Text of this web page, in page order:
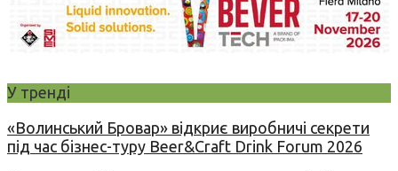
У тренді
«Волинський Бровар» відкриє виробничі секрети
під час бізнес-туру Beer&Craft Drink Forum 2026